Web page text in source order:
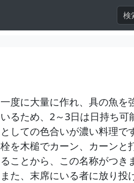
一度に大量に作れ、具の魚を
いるため、2～3日は日持ち可
としての色合いが濃い料理で
栓を木槌でカーン、カーンと
ることから、この名称がつき
また、末席にいる者に放り投